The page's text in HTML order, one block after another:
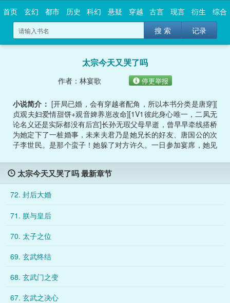
首页 玄幻 都市 历史 科幻 悬疑 穿越 古言 现言 衍生
综合
搜 索
记录
太宗今天又哭了吗
作者：林宴歌 停更举报
小说简介： [开局已婚，会有穿越者配角，所以本书分类是唐穿][
贞观夫妇爱情甜饼+观音婢养崽改命][1V1彼此身心唯一，二凤无
论名义还是实际都没有后宫]长孙无瑕父母早逝，曾早早牵线搭桥
为她定下了一桩婚事，未来夫君乃是她兄长的好友、唐国公的次
子李世民。是那个蛮子！她躲了对方许久。一日参加宴席，她见
一敌十，一身蛮力慑人的紧。隔空不小心对视，对方一对张扬的
眉眼如虎似狼。无瑕吓得要死，这不成，她心仪的是风度翩翩的
儒雅郎君！还不容易熬到宴席结束，她赶紧走，结果一出门就被
堵在了马车前。这人沉默了好久，在无暇心惊肉跳之下，嘴角微
会是要哭吧。”他手握长枪，凶悍着一张脸：“怎么会？”无瑕：“…
道这爱哭鬼一路火花带闪电砍到了玄武门，一边疯狂杀人一边泪
当了皇帝应当稳重了吧？魏征：陛下堂堂天子，不宜有此等小儿
……”怒了别骂了！！这哭包隔三
太宗今天又哭了吗 最新章节
72. 封后大婚
71. 朕与皇后
70. 太子之位
69. 玄武终结
68. 玄武门之变
67. 玄武之决心